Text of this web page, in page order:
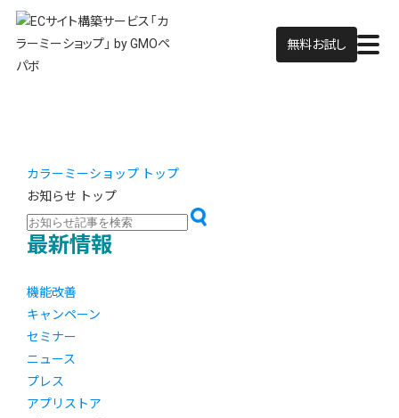
無料お試し
カラーミーショップ トップ
お知らせ トップ
最新情報
機能改善
キャンペーン
セミナー
ニュース
プレス
アプリストア